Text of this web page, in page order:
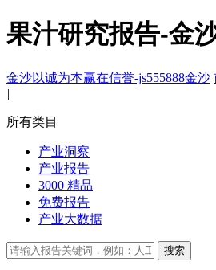
果汁研究报告-金
金沙以诚为本赢在信誉-js555888金沙
|
所有类目
产业洞察
产业报告
3000 精品
免费报告
产业大数据
搜索